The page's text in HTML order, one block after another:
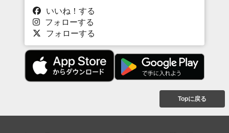
いいね！する
フォローする
フォローする
Topに戻る